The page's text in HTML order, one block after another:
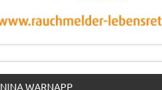
NINA WARNAPP